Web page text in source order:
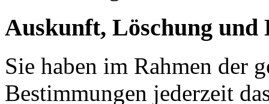
Auskunft, Löschung und
Sie haben im Rahmen der
Bestimmungen jederzeit